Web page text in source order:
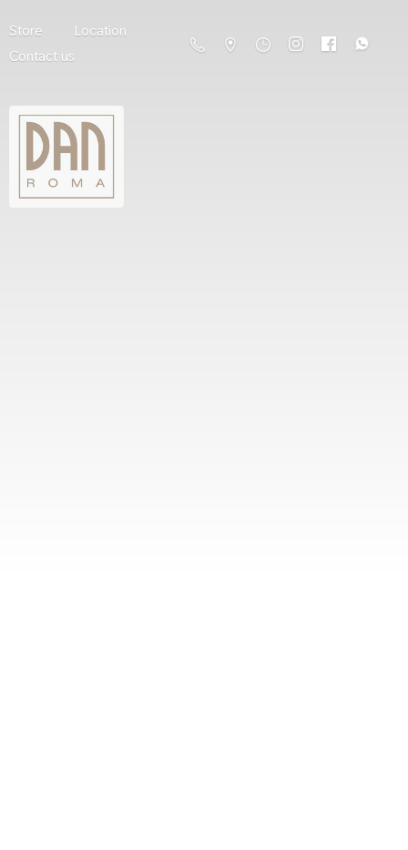
Store
Location
Contact us